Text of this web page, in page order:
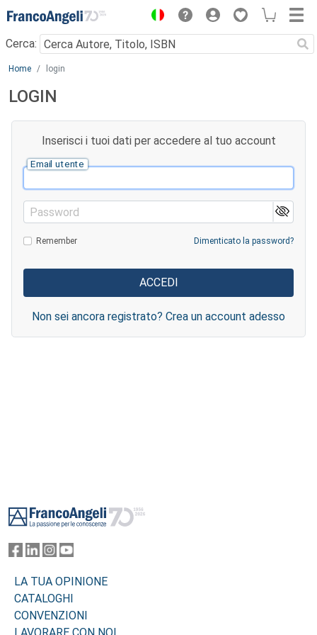
Menu
Cerca:
Main content
Home login
LOGIN
Inserisci i tuoi dati per accedere al tuo account
Email utente
Password
Remember Dimenticato la password?
Non sei ancora registrato? Crea un account adesso
LA TUA OPINIONE
CATALOGHI
CONVENZIONI